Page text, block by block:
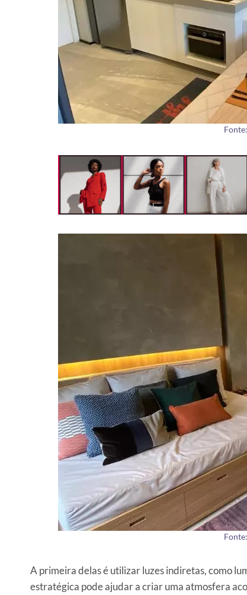
A primeira delas é utilizar luzes indiretas, como
estratégica pode ajudar a criar uma atmosfera